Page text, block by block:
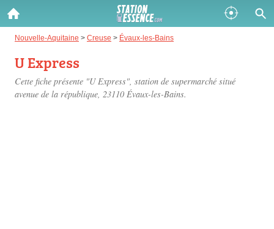
Nouvelle-Aquitaine > Creuse > Évaux-les-Bains
U Express
Cette fiche présente "U Express", station de supermarché situé
avenue de la république, 23110 Évaux-les-Bains.
Gazole :
Disponible
SP 98 :